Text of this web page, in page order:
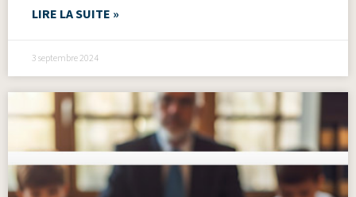
LIRE LA SUITE »
3 septembre 2024